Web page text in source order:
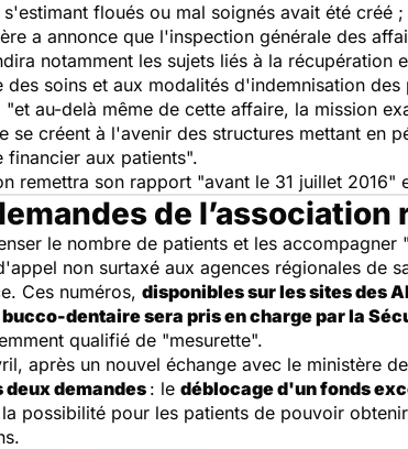
s'estimant floués ou mal soignés avait été créé
a annonce que l'inspection générale des
notamment les sujets liés à la
des soins et aux modalités d'indemnisation
"et au-delà même de cette affaire, la mission
se créent à l'avenir des structures mettant en
financier aux patients".
remettra son rapport "avant le 31 juillet 2016"
de
le nombre de patients et les
non surtaxé aux agences régionales de
Ces numéros, disponibles sur les sites des
dentaire sera pris en charge par la
qualifié de "mesurette".
après un nouvel échange avec le ministère
deux demandes : le déblocage d'un fonds
possibilité pour les patients de pouvoir